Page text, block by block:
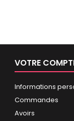
VOTRE
Informations
Commandes
Avoirs